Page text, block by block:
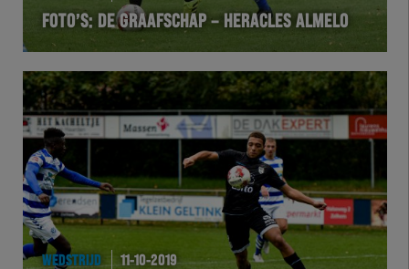
HERTEL
Natuurgras
Wedstrijd
Heracles
FOTO’S: DE GRAAFSCHAP – HERACLES ALMELO
WEDSTRIJD 11-10-2019